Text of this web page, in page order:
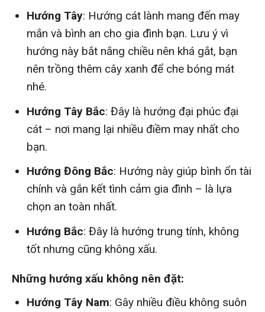
Hướng Tây: Hướng cát lành mang đến may
mắn và bình an cho gia đình bạn. Lưu ý vì
hướng này bắt nắng chiều nên khá gắt, bạn
nên trồng thêm cây xanh để che bóng mát
nhé.
Hướng Tây Bắc: Đây là hướng đại phúc đại
cát – nơi mang lại nhiều điềm may nhất cho
bạn.
Hướng Đông Bắc: Hướng này giúp bình ổn tài
chính và gắn kết tình cảm gia đình – là lựa
chọn an toàn nhất.
Hướng Bắc: Đây là hướng trung tính, không
tốt nhưng cũng không xấu.
Những hướng xấu không nên đặt:
Hướng Tây Nam: Gây nhiều điều không suôn